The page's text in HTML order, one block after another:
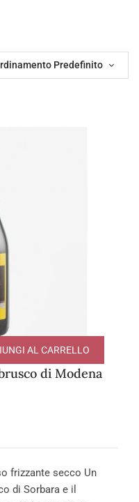
Predefinito
di Modena
AL CARRELLO
frizzante secco Un
di Sorbara e il